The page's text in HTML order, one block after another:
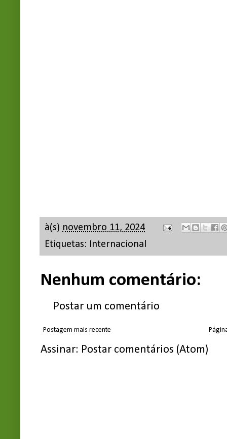
à(s) novembro 11, 2024
Etiquetas:
Internacional
Nenhum comentário:
Postar um comentário
Postagem mais recente
Assinar: Postar comentários (Atom)